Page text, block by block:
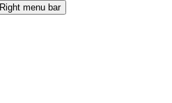
Right menu bar